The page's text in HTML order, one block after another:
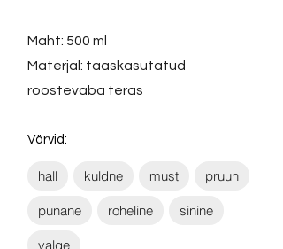
Maht: 500 ml
Materjal: taaskasutatud
roostevaba teras
Värvid:
hall kuldne must pruun
punane roheline sinine
valge